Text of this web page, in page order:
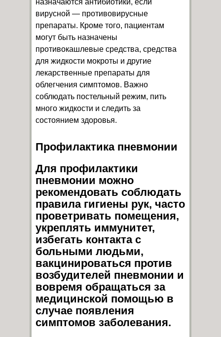
вирусной — противовирусные
препараты. Кроме того, пациентам
могут быть назначены
противокашлевые средства, средства
для жидкости мокроты и другие
лекарственные препараты для
облегчения симптомов. Важно
соблюдать постельный режим, пить
много жидкости и следить за
состоянием здоровья.
Профилактика пневмонии
Для профилактики
пневмонии можно
рекомендовать соблюдать
правила гигиены рук, часто
проветривать помещения,
укреплять иммунитет,
избегать контакта с
больными людьми,
вакцинироваться против
возбудителей пневмонии и
вовремя обращаться за
медицинской помощью в
случае появления
симптомов заболевания.